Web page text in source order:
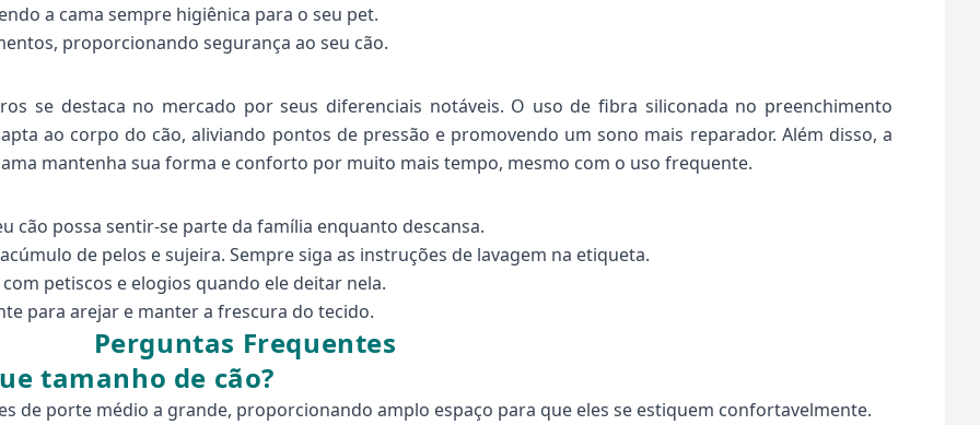
a cama sempre higiênica para o seu pet.
proporcionando segurança ao seu cão.
se destaca no mercado por seus diferenciais notáveis. O uso de fibra siliconada no preenchimento
ao corpo do cão, aliviando pontos de pressão e promovendo um sono mais reparador. Além disso, a
mantenha sua forma e conforto por muito mais tempo, mesmo com o uso frequente.
cão possa sentir-se parte da família enquanto descansa.
de pelos e sujeira. Sempre siga as instruções de lavagem na etiqueta.
petiscos e elogios quando ele deitar nela.
para arejar e manter a frescura do tecido.
Perguntas Frequentes
tamanho de cão?
de porte médio a grande, proporcionando amplo espaço para que eles se estiquem confortavelmente.